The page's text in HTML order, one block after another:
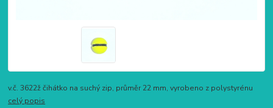
v.č. 3622ž čihátko na suchý zip, průměr 22 mm, vyrobeno z polystyrénu
celý popis